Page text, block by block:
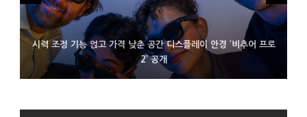
시력 조정 기능 얹고 가격 낮춘 공간 디스플레이 안경 ‘비추어 프로
2’ 공개
D램 부족에 10억달러어치 아이폰18 프로세서 패키징 대기 중
300~400달러 반지형 스피커 준비하는 오픈AI